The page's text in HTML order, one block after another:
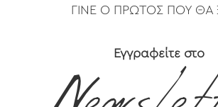
ΓΙΝΕ Ο ΠΡΩΤΟΣ ΠΟΥ ΘΑ
Εγγραφείτε στο